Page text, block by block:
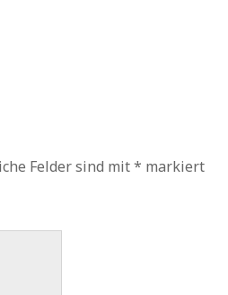
Felder sind mit* markiert